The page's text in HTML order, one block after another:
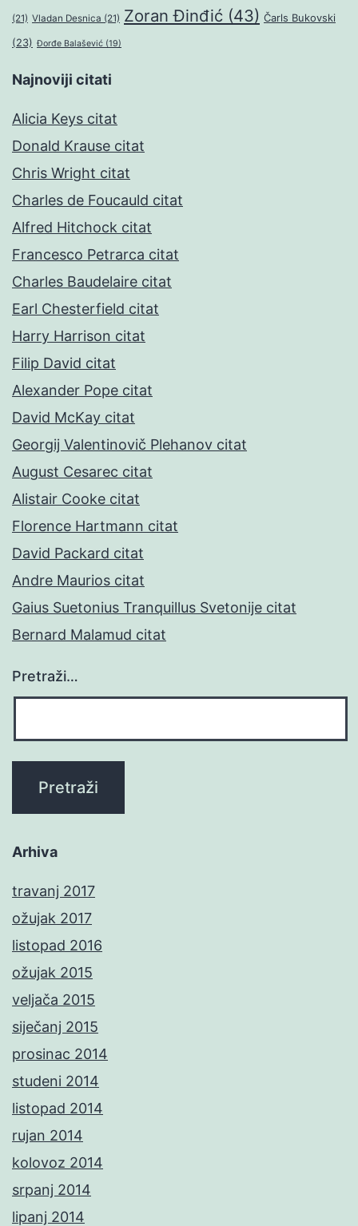
(21) Vladan Desnica (21) Zoran Đinđić (43) Čarls Bukovski
(23) Đorđe Balašević (19)
Najnoviji citati
Alicia Keys citat
Donald Krause citat
Chris Wright citat
Charles de Foucauld citat
Alfred Hitchock citat
Francesco Petrarca citat
Charles Baudelaire citat
Earl Chesterfield citat
Harry Harrison citat
Filip David citat
Alexander Pope citat
David McKay citat
Georgij Valentinovič Plehanov citat
August Cesarec citat
Alistair Cooke citat
Florence Hartmann citat
David Packard citat
Andre Maurios citat
Gaius Suetonius Tranquillus Svetonije citat
Bernard Malamud citat
Pretraži…
Arhiva
travanj 2017
ožujak 2017
listopad 2016
ožujak 2015
veljača 2015
siječanj 2015
prosinac 2014
studeni 2014
listopad 2014
rujan 2014
kolovoz 2014
srpanj 2014
lipanj 2014